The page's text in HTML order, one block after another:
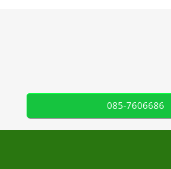
085-7606686